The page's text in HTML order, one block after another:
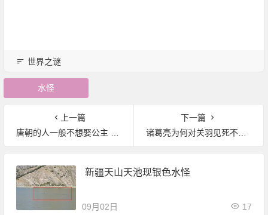
世界之谜
水怪
上一篇
唐朝的人一般不想娶公主 原因有5个
下一篇
诸葛亮为何对关羽见死不救？真相曝光
新疆天山天池现银色水怪
09月02日 17